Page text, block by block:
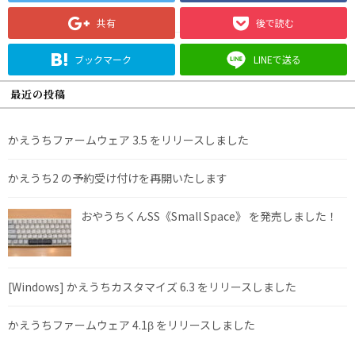
共有 後で読む
ブックマーク LINEで送る
最近の投稿
かえうちファームウェア 3.5 をリリースしました
かえうち2 の予約受け付けを再開いたします
おやうちくんSS《Small Space》 を発売しました！
[Windows] かえうちカスタマイズ 6.3 をリリースしました
かえうちファームウェア 4.1β をリリースしました